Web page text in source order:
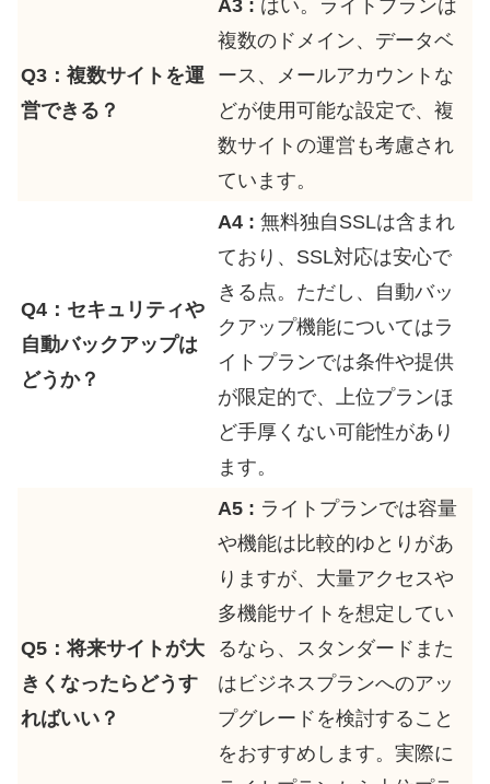
Q3：複数サイトを運
営できる？
A3 : はい。ライトプランは
複数のドメイン、データベ
ース、メールアカウントな
どが使用可能な設定で、複
数サイトの運営も考慮され
ています。
Q4：セキュリティや
自動バックアップは
どうか？
A4 : 無料独自SSLは含まれ
ており、SSL対応は安心で
きる点。ただし、自動バッ
クアップ機能についてはラ
イトプランでは条件や提供
が限定的で、上位プランほ
ど手厚くない可能性があり
ます。
Q5：将来サイトが大
きくなったらどうす
ればいい？
A5 : ライトプランでは容量
や機能は比較的ゆとりがあ
りますが、大量アクセスや
多機能サイトを想定してい
るなら、スタンダードまた
はビジネスプランへのアッ
プグレードを検討すること
をおすすめします。実際に